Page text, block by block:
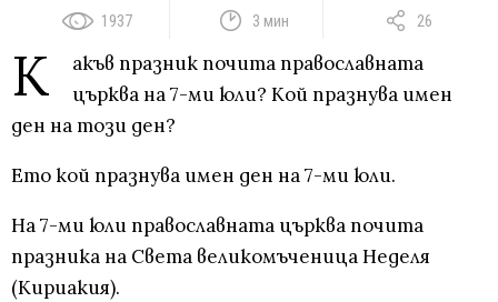
1937 3 мин 26
К
акъв празник почита православната
църква на 7-ми юли? Кой празнува имен
ден на този ден?
Ето кой празнува имен ден на 7-ми юли.
На 7-ми юли православната църква почита
празника на Света великомъченица Неделя
(Кириакия).